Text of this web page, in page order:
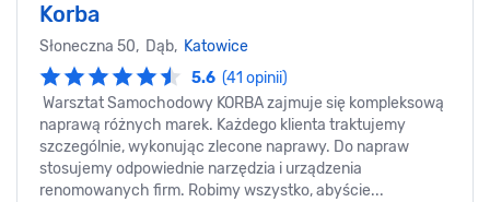
Korba
Słoneczna 50, Dąb, Katowice
5.6 (41 opinii)
Warsztat Samochodowy KORBA zajmuje się kompleksową
naprawą różnych marek. Każdego klienta traktujemy
szczególnie, wykonując zlecone naprawy. Do napraw
stosujemy odpowiednie narzędzia i urządzenia
renomowanych firm. Robimy wszystko, abyście...